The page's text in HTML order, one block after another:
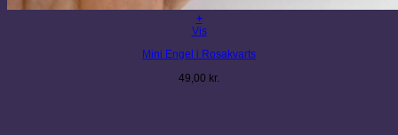
+
Vis
Mini Engel i Rosakvarts
49,00 kr.